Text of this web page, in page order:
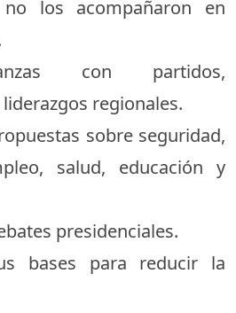
los acompañaron en
con partidos,
regionales.
sobre seguridad,
salud, educación y
presidenciales.
bases para reducir la